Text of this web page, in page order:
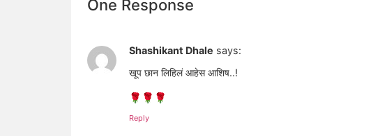
One Response
Shashikant Dhale says:
खूप छान लिहिलं आहेस आशिष..!
🌹🌹🌹
Reply